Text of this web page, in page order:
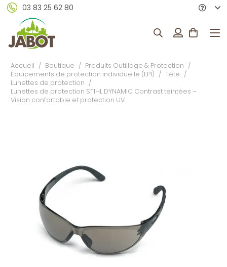
03 83 25 62 80
Accueil / Boutique / Produits Outillage & Protection /
Équipements de protection individuelle (EPI) / Tête /
Lunettes de protection /
Lunettes de protection STIHL DYNAMIC Contrast teintées –
Vision confortable et protection UV